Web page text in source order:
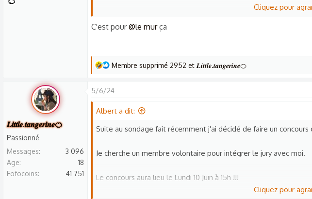
Bonne soirée à tous !
Cliquez pour
C'est pour@le murça
L
s
é
c
i
n
Membre supprimé 2952 et 𝑳𝒊𝒕𝒕𝒍𝒆.𝒕𝒂𝒏𝒈𝒆𝒓𝒊𝒏𝒆🍊
𝑳𝒊𝒕𝒕𝒍𝒆.𝒕𝒂𝒏𝒈𝒆𝒓𝒊𝒏𝒆🍊
Passionné
Messages
3 096
Age
18
Fofocoins
41 751
5/6/24
Albert a dit:
Suite au sondage fait récemment j'ai décidé de faire un concours
Je cherche un membre volontaire pour intégrer le jury avec moi.
Le concours aura lieu le Lundi 10 Juin à 15h !!!
Cliquez pour